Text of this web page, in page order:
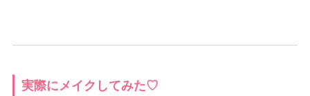
実際にメイクしてみた♡